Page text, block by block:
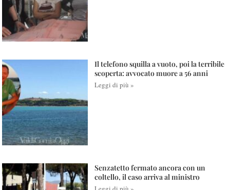
Il telefono squilla a vuoto, poi la terribile
scoperta: avvocato muore a 56 anni
Leggi di più »
Senzatetto fermato ancora con un
coltello, il caso arriva al ministro